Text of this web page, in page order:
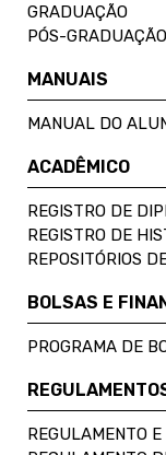
GRADUAÇÃO
PÓS-GRADUAÇÃO
MANUAIS
MANUAL DO
ACADÊMICO
REGISTRO DE
REGISTRO DE
REPOSITÓRIOS
BOLSAS E
PROGRAMA DE
REGULAMENTO